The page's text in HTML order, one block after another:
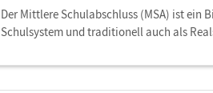
Der Mittlere Schulabschluss (MSA) ist ein
Schulsystem und traditionell auch als